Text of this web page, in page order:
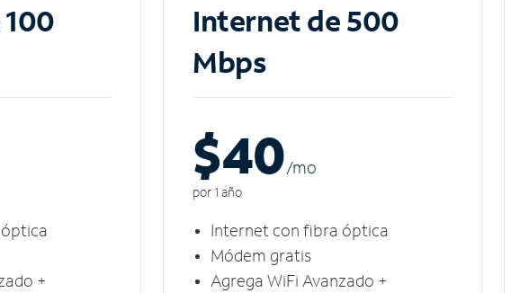
+
Internet de 500
Mbps
$40/mo
por 1 año
Internet con fibra óptica
Módem gratis
Agrega WiFi Avanzado +